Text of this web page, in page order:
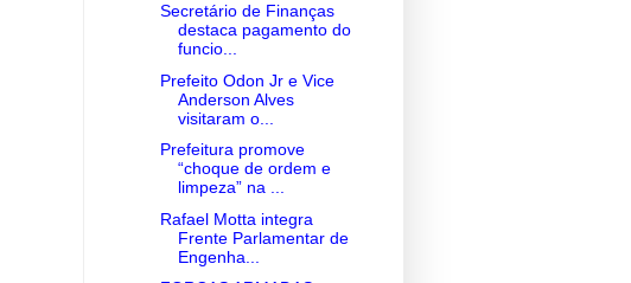
Secretário de Finanças
destaca pagamento do
funcio...
Prefeito Odon Jr e Vice
Anderson Alves
visitaram o...
Prefeitura promove
“choque de ordem e
limpeza” na ...
Rafael Motta integra
Frente Parlamentar de
Engenha...